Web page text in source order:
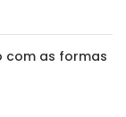
com as formas